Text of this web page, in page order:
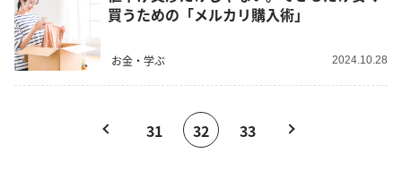
買うための「メルカリ購入術」
お金・学ぶ 2024.10.28
31 32 33